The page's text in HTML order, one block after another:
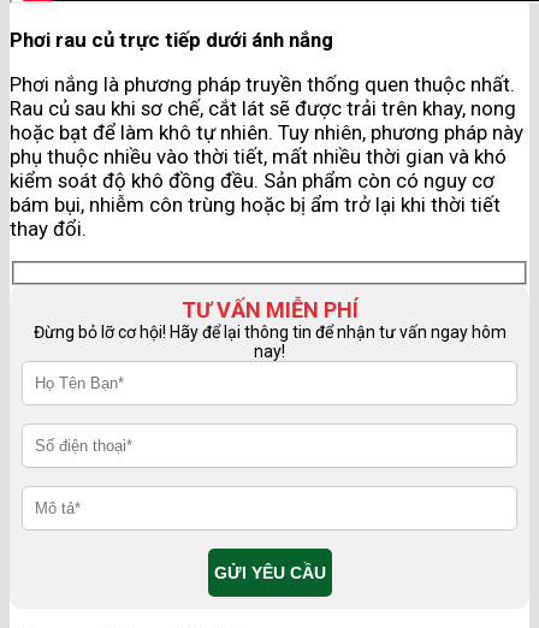
Phơi rau củ trực tiếp dưới ánh nắng
Phơi nắng là phương pháp truyền thống quen thuộc nhất.
Rau củ sau khi sơ chế, cắt lát sẽ được trải trên khay, nong
hoặc bạt để làm khô tự nhiên. Tuy nhiên, phương pháp này
phụ thuộc nhiều vào thời tiết, mất nhiều thời gian và khó
kiểm soát độ khô đồng đều. Sản phẩm còn có nguy cơ
bám bụi, nhiễm côn trùng hoặc bị ẩm trở lại khi thời tiết
thay đổi.
TƯ VẤN MIỄN PHÍ
Đừng bỏ lỡ cơ hội! Hãy để lại thông tin để nhận tư vấn ngay hôm
nay!